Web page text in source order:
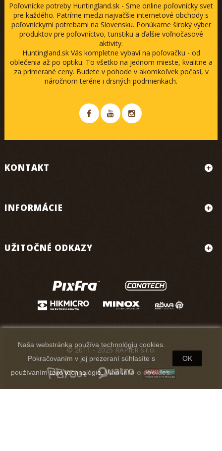
Poľovnícke potreby Huntingland.sk - Sme online poľovnícky svet
pre každého. Patríme medzi najväčšie internetové obchody s
poľovníckymi potrebami na Slovensku. Ponúkame široký výber
produktov pre poľovníctvo, turistiku a ďalšie voľnočasové
aktivity.
Huntingland.sk Vás kompletne vybaví na poľovačku - od
oblečenia až po optiku. To všetko na jednom mieste, kvalitne a
za primerané ceny. Budete v pohode v akomkoľvek počasí, v
náročnom teréne i drsných podmienkach.
KONTAKT
INFORMÁCIE
UŽITOČNÉ ODKAZY
Naša webstránka používa technológiu cookies.
Pokračovaním v jej prezeraní súhlasíte s
používaním tejto technológie.Viac info o cookies.
OK
© 2011 - 2025 RAPIER s.r.o.